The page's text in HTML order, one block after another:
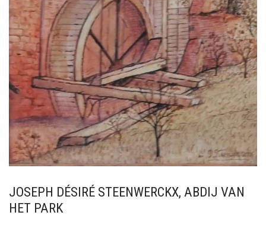
JOSEPH DÉSIRÉ STEENWERCKX, ABDIJ VAN
HET PARK